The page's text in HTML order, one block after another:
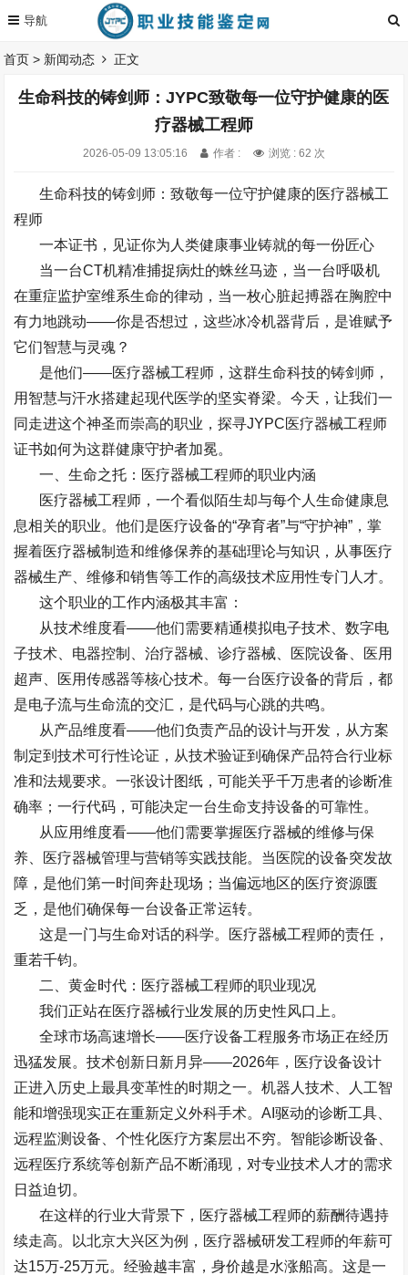
首页 > 新闻动态 正文
生命科技的铸剑师：JYPC致敬每一位守护健康的医
疗器械工程师
2026-05-09 13:05:16 作者 : 浏览 : 62 次
生命科技的铸剑师：致敬每一位守护健康的医疗器械工
程师
一本证书，见证你为人类健康事业铸就的每一份匠心
当一台CT机精准捕捉病灶的蛛丝马迹，当一台呼吸机
在重症监护室维系生命的律动，当一枚心脏起搏器在胸腔中
有力地跳动——你是否想过，这些冰冷机器背后，是谁赋予
它们智慧与灵魂？
是他们——医疗器械工程师，这群生命科技的铸剑师，
用智慧与汗水搭建起现代医学的坚实脊梁。今天，让我们一
同走进这个神圣而崇高的职业，探寻JYPC医疗器械工程师
证书如何为这群健康守护者加冕。
一、生命之托：医疗器械工程师的职业内涵
医疗器械工程师，一个看似陌生却与每个人生命健康息
息相关的职业。他们是医疗设备的“孕育者”与“守护神” ，掌
握着医疗器械制造和维修保养的基础理论与知识，从事医疗
器械生产、维修和销售等工作的高级技术应用性专门人才。
这个职业的工作内涵极其丰富：
从技术维度看——他们需要精通模拟电子技术、数字电
子技术、电器控制、治疗器械、诊疗器械、医院设备、医用
超声、医用传感器等核心技术。每一台医疗设备的背后，都
是电子流与生命流的交汇，是代码与心跳的共鸣。
从产品维度看——他们负责产品的设计与开发，从方案
制定到技术可行性论证，从技术验证到确保产品符合行业标
准和法规要求。一张设计图纸，可能关乎千万患者的诊断准
确率；一行代码，可能决定一台生命支持设备的可靠性。
从应用维度看——他们需要掌握医疗器械的维修与保
养、医疗器械管理与营销等实践技能。当医院的设备突发故
障，是他们第一时间奔赴现场；当偏远地区的医疗资源匮
乏，是他们确保每一台设备正常运转。
这是一门与生命对话的科学。医疗器械工程师的责任，
重若千钧。
二、黄金时代：医疗器械工程师的职业现况
我们正站在医疗器械行业发展的历史性风口上。
全球市场高速增长——医疗设备工程服务市场正在经历
迅猛发展。技术创新日新月异——2026年，医疗设备设计
正进入历史上最具变革性的时期之一。机器人技术、人工智
能和增强现实正在重新定义外科手术。AI驱动的诊断工具、
远程监测设备、个性化医疗方案层出不穷。智能诊断设备、
远程医疗系统等创新产品不断涌现，对专业技术人才的需求
日益迫切。
在这样的行业大背景下，医疗器械工程师的薪酬待遇持
续走高。以北京大兴区为例，医疗器械研发工程师的年薪可
达15万-25万元。经验越丰富，身价越是水涨船高。这是一